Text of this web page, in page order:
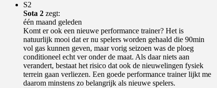
S2
Sota 2 zegt:
één maand geleden
Komt er ook een nieuwe performance trainer? Het is
natuurlijk mooi dat er nu spelers worden gehaald die 90min
vol gas kunnen geven, maar vorig seizoen was de ploeg
conditioneel echt ver onder de maat. Als daar niets aan
verandert, bestaat het risico dat ook de nieuwelingen fysiek
terrein gaan verliezen. Een goede performance trainer lijkt me
daarom minstens zo belangrijk als nieuwe spelers.